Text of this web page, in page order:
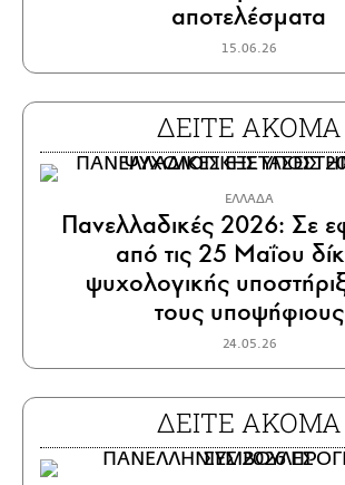
αποτελέσματα
15.06.26
ΔΕΙΤΕ ΑΚΟΜΑ
ΕΛΛΑΔΑ
Πανελλαδικές 2026: Σε
από τις 25 Μαΐου
ψυχολογικής
τους υποψήφιους
24.05.26
ΔΕΙΤΕ ΑΚΟΜΑ